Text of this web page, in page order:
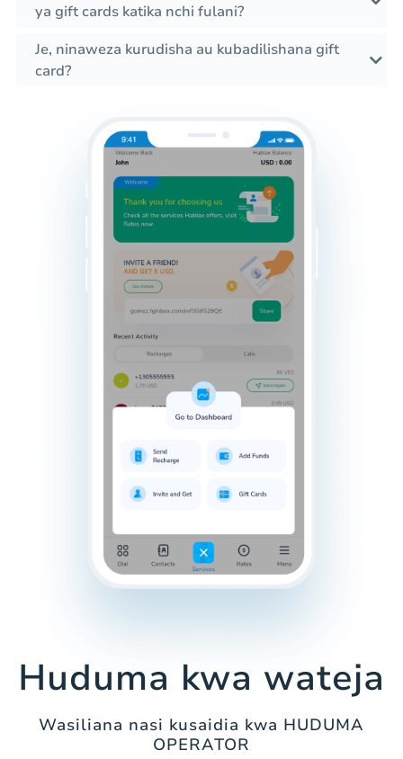
ya gift cards katika nchi fulani?
Je, ninaweza kurudisha au kubadilishana gift
card?
Huduma kwa wateja
Wasiliana nasi kusaidia kwa HUDUMA
OPERATOR